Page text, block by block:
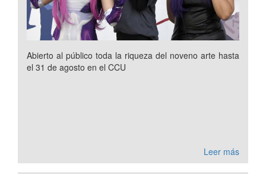
Abierto al público toda la riqueza del noveno arte hasta
el 31 de agosto en el CCU
Leer más